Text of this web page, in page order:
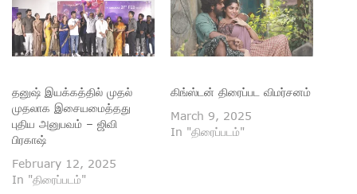
தனுஷ் இயக்கத்தில் முதல்
முதலாக இசையமைத்தது
புதிய அனுபவம் – ஜிவி
பிரகாஷ்
February 12, 2025
In "திரைப்படம்"
கிங்ஸ்டன் திரைப்பட விமர்சனம்
March 9, 2025
In "திரைப்படம்"